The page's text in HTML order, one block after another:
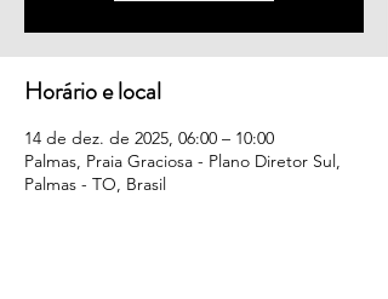
Horário e local
14 de dez. de 2025, 06:00 – 10:00
Palmas, Praia Graciosa - Plano Diretor Sul,
Palmas - TO, Brasil